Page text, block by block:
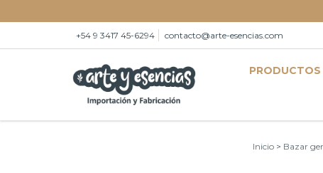
+54 9 3417 45-6294 contacto@arte-esencias.com
PRODUCTOS
Inicio > Bazar